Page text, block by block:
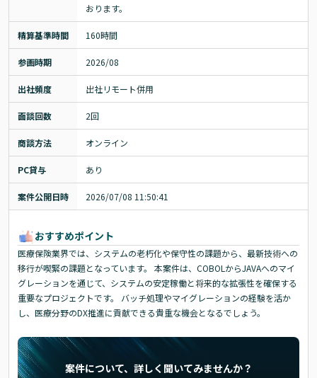
おります。
精算基準時間 160時間
参画時期 2026/08
出社頻度 出社リモート併用
面談回数 2回
商談方法 オンライン
PC貸与 あり
案件公開日時 2026/07/08 11:50:41
おすすめポイント
医療保険業界では、システムの老朽化や保守性の課題から、最新技術への
移行が喫緊の課題となっています。 本案件は、COBOLからJAVAへのマイ
グレーションを通じて、システムの安定稼働と将来的な拡張性を確保する
重要なプロジェクトです。 バッチ処理やマイグレーションの経験を活か
し、医療分野のDX推進に貢献できる貴重な機会となるでしょう。
案件について、詳しく聞いてみませんか？